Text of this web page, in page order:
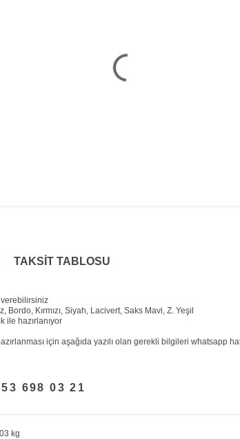
TAKSIT TABLOSU
Kırmızı, Siyah, Lacivert, Saks Mavi, Z. Yeşil
ile hazırlanıyor
için aşağıda yazılı olan gerekli bilgileri whatsapp
698 03 21
kg